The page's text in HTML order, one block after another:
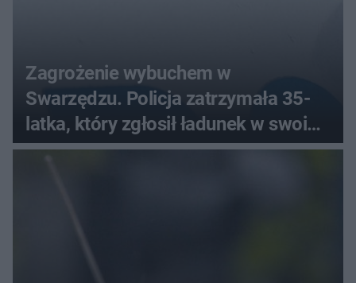
Zagrożenie wybuchem w
Swarzędzu. Policja zatrzymała 35-
latka, który zgłosił ładunek w swoim
aucie